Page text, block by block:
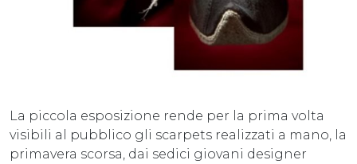
La piccola esposizione rende per la prima volta
visibili al pubblico gli scarpets realizzati a mano, la
primavera scorsa, dai sedici giovani designer